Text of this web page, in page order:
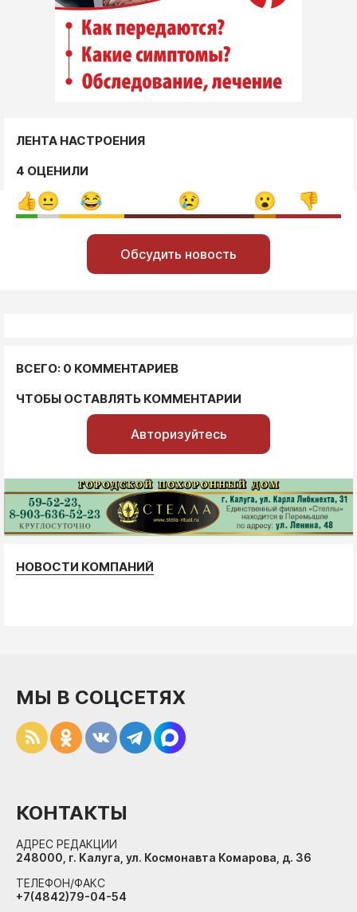
ЛЕНТА НАСТРОЕНИЯ
4 ОЦЕНИЛИ
Обсудить новость
ВСЕГО: 0 КОММЕНТАРИЕВ
ЧТОБЫ ОСТАВЛЯТЬ КОММЕНТАРИИ
Авторизуйтесь
НОВОСТИ КОМПАНИЙ
МЫ В СОЦСЕТЯХ
КОНТАКТЫ
АДРЕС РЕДАКЦИИ
248000, г. Калуга, ул. Космонавта Комарова, д. 36
ТЕЛЕФОН/ФАКС
+7(4842)79-04-54